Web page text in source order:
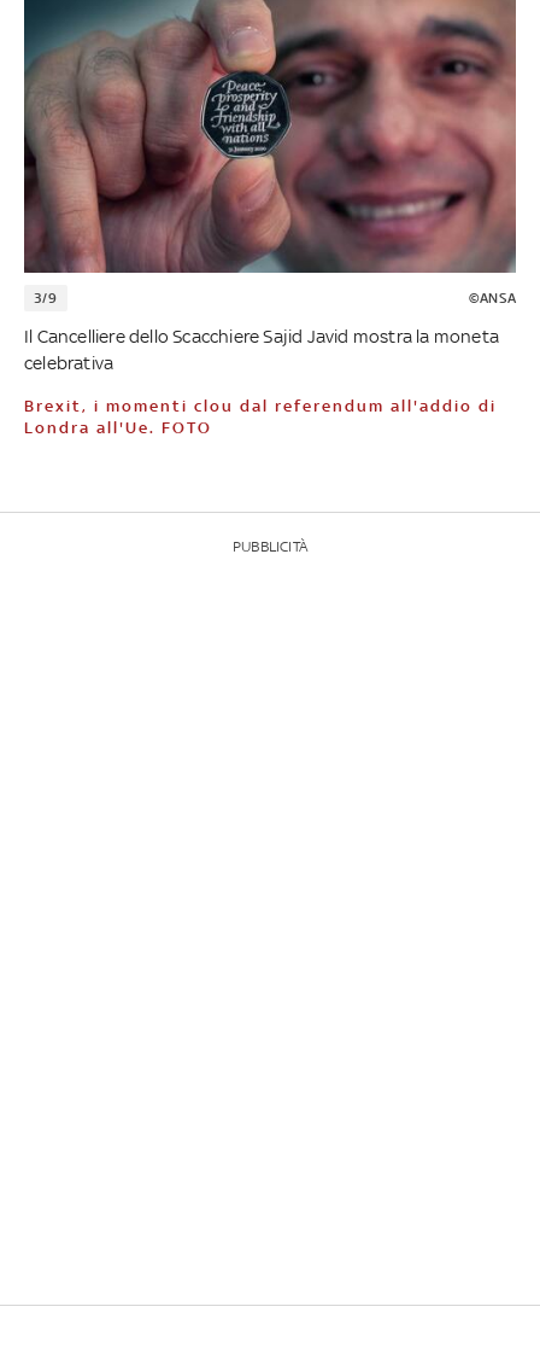
3/9 ©ANSA
Il Cancelliere dello Scacchiere Sajid Javid mostra la moneta
celebrativa
Brexit, i momenti clou dal referendum all'addio di
Londra all'Ue. FOTO
PUBBLICITÀ